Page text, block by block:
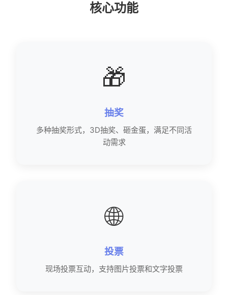
核心功能
🎁
抽奖
多种抽奖形式，3D抽奖、砸金蛋，满足不同活
动需求
🌐
投票
现场投票互动，支持图片投票和文字投票